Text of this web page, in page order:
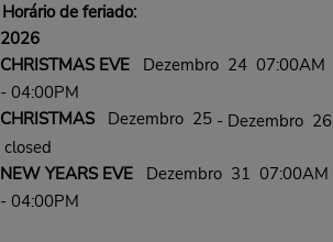
Horário de feriado:
2026
CHRISTMAS EVEDezembro 24 07:00AM
- 04:00PM
CHRISTMASDezembro 25 - Dezembro 26
closed
NEW YEARS EVEDezembro 31 07:00AM
- 04:00PM